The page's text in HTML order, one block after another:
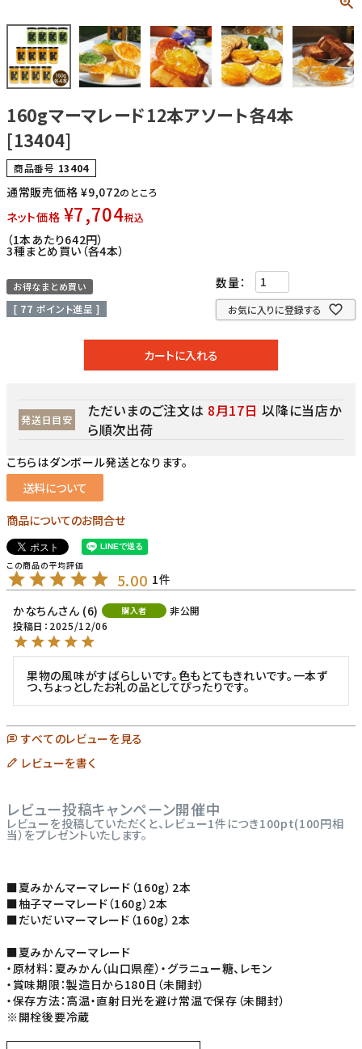
160gマーマレード12本アソート各4本
[13404]
商品番号 13404
通常販売価格 ¥9,072のところ
ネット価格 ¥7,704税込
（1本あたり642円）
3種まとめ買い（各4本）
お得なまとめ買い
[ 77 ポイント進呈 ] お気に入りに登録する
カートに入れる
発送日目安 ただいまのご注文は 8月17日 以降に当店か
ら順次出荷
こちらはダンボール発送となります。
送料について
商品についてのお問合せ
5.00 1
かなちん
6 購入者
非公開
投稿日
2025/12/06
果物の風味がすばらしいです。色もとてもきれいです。一本ず
つ、ちょっとしたお礼の品としてぴったりです。
すべてのレビューを見る
レビューを書く
レビュー投稿キャンペーン開催中
レビューを投稿していただくと、レビュー1件につき100pt(100円相
当）をプレゼントいたします。
■夏みかんマーマレード（160g）2本
■柚子マーマレード（160g）2本
■だいだいマーマレード（160g）2本
■夏みかんマーマレード
・原材料：夏みかん（山口県産）・グラニュー糖、レモン
・賞味期限：製造日から180日（未開封）
・保存方法：高温・直射日光を避け常温で保存（未開封）
※開栓後要冷蔵